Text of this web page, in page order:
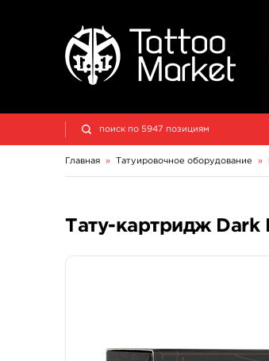
Главная » Татуировочное оборудование »
Тату-картридж Dark